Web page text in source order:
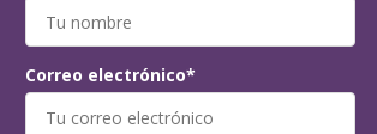
Correo electrónico*